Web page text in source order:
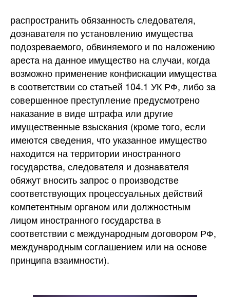
распространить обязанность следователя,
дознавателя по установлению имущества
подозреваемого, обвиняемого и по наложению
ареста на данное имущество на случаи, когда
возможно применение конфискации имущества
в соответствии со статьей 104.1 УК РФ, либо за
совершенное преступление предусмотрено
наказание в виде штрафа или другие
имущественные взыскания (кроме того, если
имеются сведения, что указанное имущество
находится на территории иностранного
государства, следователя и дознавателя
обяжут вносить запрос о производстве
соответствующих процессуальных действий
компетентным органом или должностным
лицом иностранного государства в
соответствии с международным договором РФ,
международным соглашением или на основе
принципа взаимности).